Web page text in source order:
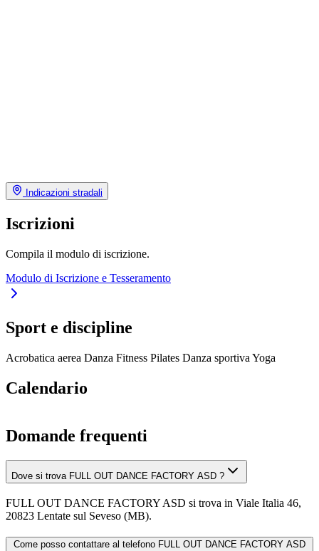
Indicazioni stradali
Iscrizioni
Compila il modulo di iscrizione.
Modulo di Iscrizione e Tesseramento
Sport e discipline
Acrobatica aerea Danza Fitness Pilates Danza sportiva Yoga
Calendario
Domande frequenti
Dove si trova FULL OUT DANCE FACTORY ASD ?
FULL OUT DANCE FACTORY ASD si trova in Viale Italia 46,
20823 Lentate sul Seveso (MB).
Come posso contattare al telefono FULL OUT DANCE FACTORY ASD